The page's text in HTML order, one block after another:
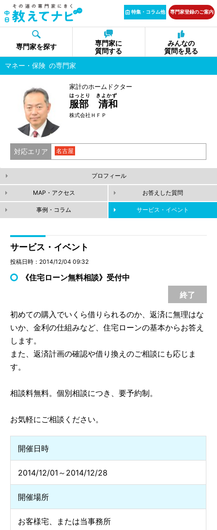
特集・コラム他 専門家登録のご案内
専門家を探す
専門家に
質問する
みんなの
質問を見る
マネー・保険 の専門家
家計のホームドクター
服部 清和
はっとり きよかず
株式会社ＨＦＰ
対応エリア 名古屋
プロフィール
MAP・アクセス お答えした質問
事例・コラム サービス・イベント
サービス・イベント
投稿日時：2014/12/04 09:32
《住宅ローン無料相談》受付中
終了
初めての購入でいくら借りられるのか、返済に無理はな
いか、金利の仕組みなど、住宅ローンの基本からお答え
します。
また、返済計画の確認や借り換えのご相談にも応じま
す。
相談料無料。個別相談につき、要予約制。
お気軽にご相談ください。
開催日時
2014/12/01～2014/12/28
開催場所
お客様宅、または当事務所